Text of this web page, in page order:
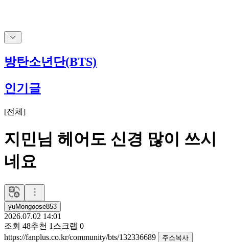
방탄소년단(BTS)
인기글
[전체 ]
지민님 헤어도 신경 많이 쓰시
네요
yuMongoose853
2026.07.02 14:01
조회 48추천 1 스크랩 0
https://fanplus.co.kr/community/bts/132336689
주소복사